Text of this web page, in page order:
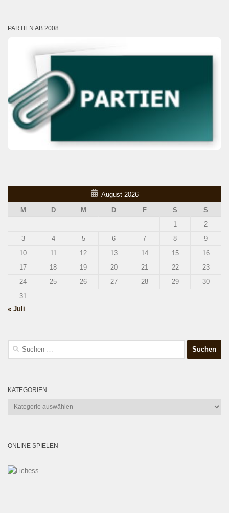
PARTIEN AB 2008
August 2026
M
D M D F S
S
1
2
3
4 5 6 7 8
9
10
11 12 13 14 15
16
17
18 19 20 21 22
23
24
25 26 27 28 29
30
31
« Juli
Suchen
KATEGORIEN
Kategorien
ONLINE SPIELEN